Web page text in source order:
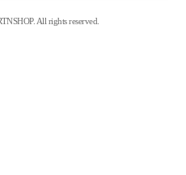
All rights reserved.